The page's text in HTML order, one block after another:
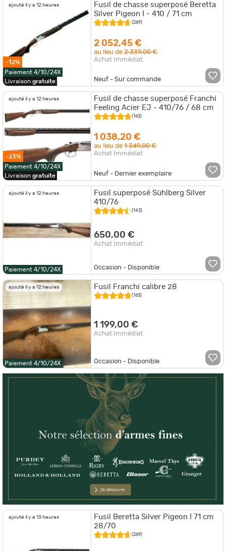
ajouté il y a 12 heures
-12%
Paiement 4/10/24X
Livraison gratuite
Fusil de chasse superposé Beretta
Silver Pigeon I - 410 / 71 cm
(269)
2 052,45 €
au lieu de2 339,00 €
Achat Immédiat
Neuf - Sur commande
ajouté il y a 12 heures
-23%
Paiement 4/10/24X
Livraison gratuite
Fusil de chasse superposé Franchi
Feeling Acier EJ - 410/76 / 68 cm
(163)
1 038,20 €
au lieu de1 349,00 €
Achat Immédiat
Neuf - Dernier exemplaire
ajouté il y a 12 heures
Paiement 4/10/24X
Fusil superposé Sühlberg Silver
410/76
(143)
650,00 €
Achat Immédiat
Occasion - Disponible
ajouté il y a 12 heures
Paiement 4/10/24X
Fusil Franchi calibre 28
(163)
1 199,00 €
Achat Immédiat
Occasion - Disponible
ajouté il y a 13 heures
Fusil Beretta Silver Pigeon I 71 cm
28/70
(269)